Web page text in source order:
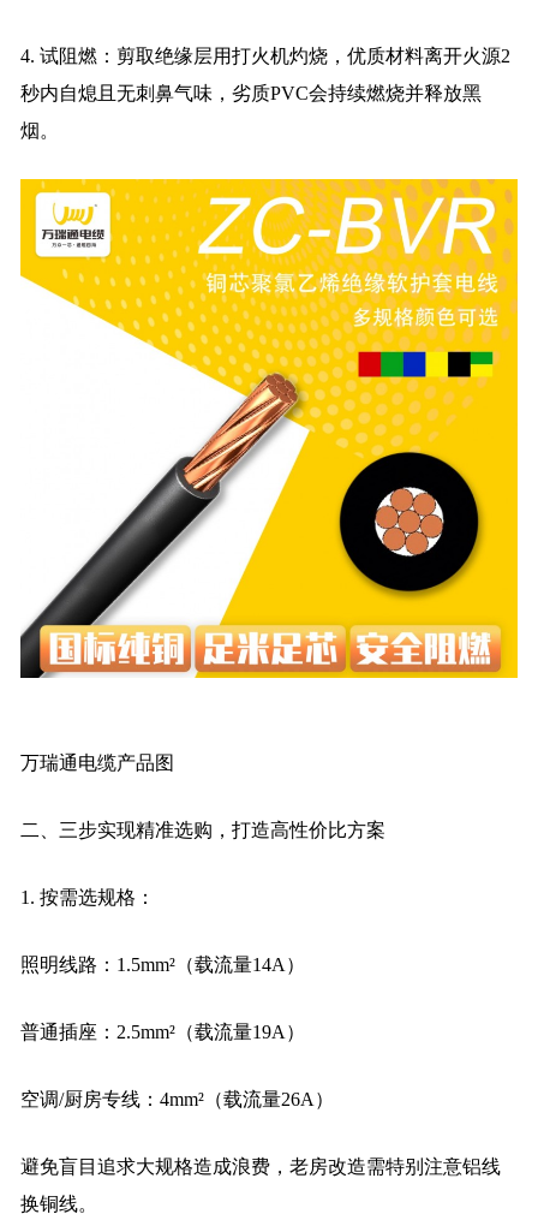
4. 试阻燃：剪取绝缘层用打火机灼烧，优质材料离开火源2
秒内自熄且无刺鼻气味，劣质PVC会持续燃烧并释放黑
烟。
万瑞通电缆产品图
二、三步实现精准选购，打造高性价比方案
1. 按需选规格：
照明线路：1.5mm²（载流量14A）
普通插座：2.5mm²（载流量19A）
空调/厨房专线：4mm²（载流量26A）
避免盲目追求大规格造成浪费，老房改造需特别注意铝线
换铜线。